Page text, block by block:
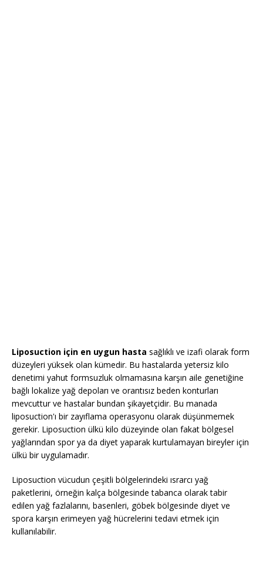
Liposuction için en uygun hasta sağlıklı ve izafi olarak form
düzeyleri yüksek olan kümedir. Bu hastalarda yetersiz kilo
denetimi yahut formsuzluk olmamasına karşın aile genetiğine
bağlı lokalize yağ depoları ve orantısız beden konturları
mevcuttur ve hastalar bundan şikayetçidir. Bu manada
liposuction'ı bir zayıflama operasyonu olarak düşünmemek
gerekir. Liposuction ülkü kilo düzeyinde olan fakat bölgesel
yağlarından spor ya da diyet yaparak kurtulamayan bireyler için
ülkü bir uygulamadır.
Liposuction vücudun çeşitli bölgelerindeki ısrarcı yağ
paketlerini, örneğin kalça bölgesinde tabanca olarak tabir
edilen yağ fazlalarını, basenleri, göbek bölgesinde diyet ve
spora karşın erimeyen yağ hücrelerini tedavi etmek için
kullanılabilir.